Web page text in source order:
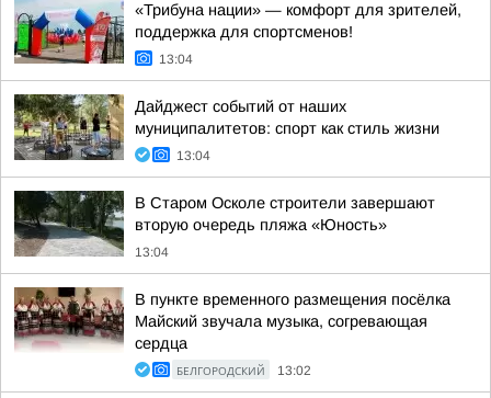
«Трибуна нации» — комфорт для зрителей,
поддержка для спортсменов!
13:04
Дайджест событий от наших
муниципалитетов: спорт как стиль жизни
13:04
В Старом Осколе строители завершают
вторую очередь пляжа «Юность»
13:04
В пункте временного размещения посёлка
Майский звучала музыка, согревающая
сердца
БЕЛГОРОДСКИЙ 13:02